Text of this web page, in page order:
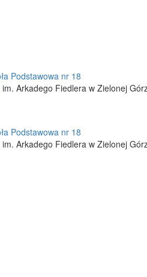
im. Arkadego Fiedlera w Zielonej
im. Arkadego Fiedlera w Zielonej